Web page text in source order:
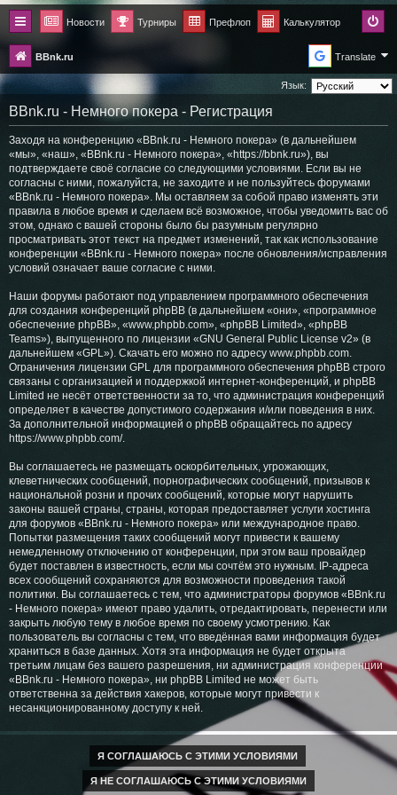
Новости Турниры Префлоп Калькулятор
BBnk.ru Translate
Язык:
BBnk.ru - Немного покера - Регистрация
Заходя на конференцию «BBnk.ru - Немного покера» (в дальнейшем
«мы», «наш», «BBnk.ru - Немного покера», «https://bbnk.ru»), вы
подтверждаете своё согласие со следующими условиями. Если вы не
согласны с ними, пожалуйста, не заходите и не пользуйтесь форумами
«BBnk.ru - Немного покера». Мы оставляем за собой право изменять эти
правила в любое время и сделаем всё возможное, чтобы уведомить вас об
этом, однако с вашей стороны было бы разумным регулярно
просматривать этот текст на предмет изменений, так как использование
конференции «BBnk.ru - Немного покера» после обновления/исправления
условий означает ваше согласие с ними.
Наши форумы работают под управлением программного обеспечения
для создания конференций phpBB (в дальнейшем «они», «программное
обеспечение phpBB», «www.phpbb.com», «phpBB Limited», «phpBB
Teams»), выпущенного по лицензии «GNU General Public License v2» (в
дальнейшем «GPL»). Скачать его можно по адресу www.phpbb.com.
Ограничения лицензии GPL для программного обеспечения phpBB строго
связаны с организацией и поддержкой интернет-конференций, и phpBB
Limited не несёт ответственности за то, что администрация конференций
определяет в качестве допустимого содержания и/или поведения в них.
За дополнительной информацией о phpBB обращайтесь по адресу
https://www.phpbb.com/.
Вы соглашаетесь не размещать оскорбительных, угрожающих,
клеветнических сообщений, порнографических сообщений, призывов к
национальной розни и прочих сообщений, которые могут нарушить
законы вашей страны, страны, которая предоставляет услуги хостинга
для форумов «BBnk.ru - Немного покера» или международное право.
Попытки размещения таких сообщений могут привести к вашему
немедленному отключению от конференции, при этом ваш провайдер
будет поставлен в известность, если мы сочтём это нужным. IP-адреса
всех сообщений сохраняются для возможности проведения такой
политики. Вы соглашаетесь с тем, что администраторы форумов «BBnk.ru
- Немного покера» имеют право удалить, отредактировать, перенести или
закрыть любую тему в любое время по своему усмотрению. Как
пользователь вы согласны с тем, что введённая вами информация будет
храниться в базе данных. Хотя эта информация не будет открыта
третьим лицам без вашего разрешения, ни администрация конференции
«BBnk.ru - Немного покера», ни phpBB Limited не может быть
ответственна за действия хакеров, которые могут привести к
несанкционированному доступу к ней.